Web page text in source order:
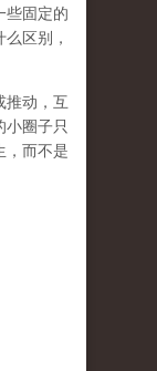
些固定的
区别，
推动，互
圈子只
，而不是